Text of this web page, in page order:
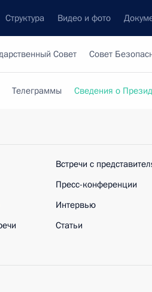
Структура Видео и фото
Совет Совет
Телеграммы Сведения о
Встречи с
Пресс-конференции
Интервью
Статьи